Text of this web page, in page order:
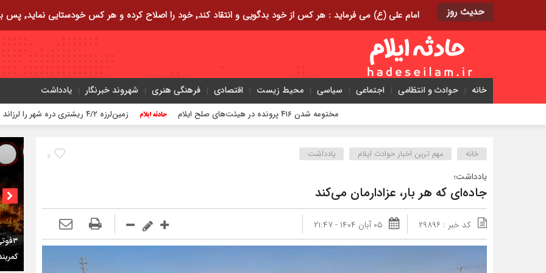
حدیث روز امام علی (ع) می فرماید : هر کس از خود بدگویی و انتقاد کند٬ خود را اصلاح کرده و هر کس خودستایی نماید٬ پس به تحقیق خویش را تباه نموده است.
خانه حوادث و انتظامی اجتماعی سیاسی محیط زیست اقتصادی فرهنگی هنری شهروند خبرنگار یادداشت
مختومه شدن ۴۱۶ پرونده در هیئت‌های صلح ایلام زمین‌لرزه ۴/۲ ریشتری دره شهر را لرزاند
۴ خانه مهم ترین اخبار حوادث ایلام یادداشت
یادداشت؛
جاده‌ای که هر بار، عزادارمان می‌کند
کد خبر : ۲۹۸۹۶ ۰۵ آبان ۱۴۰۴ - ۲۱:۴۷